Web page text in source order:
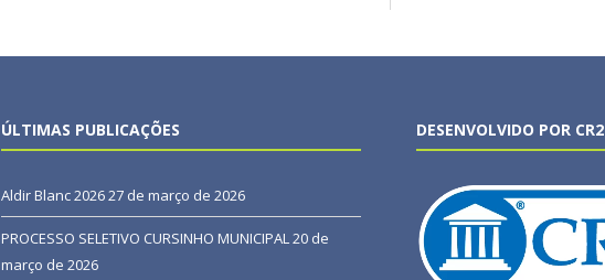
ÚLTIMAS PUBLICAÇÕES
Aldir Blanc 202627 de março de 2026
PROCESSO SELETIVO CURSINHO MUNICIPAL20 de
março de 2026
DESENVOLVIDO POR CR2